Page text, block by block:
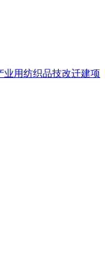
业用纺织品技改迁建项